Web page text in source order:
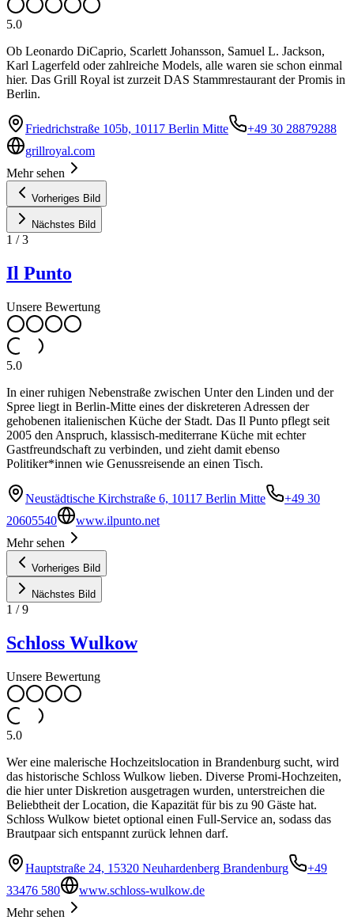
5.0
Ob Leonardo DiCaprio, Scarlett Johansson, Samuel L. Jackson,
Karl Lagerfeld oder zahlreiche Models, alle waren sie schon einmal
hier. Das Grill Royal ist zurzeit DAS Stammrestaurant der Promis in
Berlin.
Friedrichstraße 105b, 10117 Berlin Mitte
+49 30 28879288
grillroyal.com
Mehr sehen
Vorheriges Bild
Nächstes Bild
1 /3
Il Punto
Unsere Bewertung
5.0
In einer ruhigen Nebenstraße zwischen Unter den Linden und der
Spree liegt in Berlin-Mitte eines der diskreteren Adressen der
gehobenen italienischen Küche der Stadt. Das Il Punto pflegt seit
2005 den Anspruch, klassisch-mediterrane Küche mit echter
Gastfreundschaft zu verbinden, und zieht damit ebenso
Politiker*innen wie Genussreisende an einen Tisch.
Neustädtische Kirchstraße 6, 10117 Berlin Mitte
+49 30
20605540
www.ilpunto.net
Mehr sehen
Vorheriges Bild
Nächstes Bild
1 /9
Schloss Wulkow
Unsere Bewertung
5.0
Wer eine malerische Hochzeitslocation in Brandenburg sucht, wird
das historische Schloss Wulkow lieben. Diverse Promi-Hochzeiten,
die hier unter Diskretion ausgetragen wurden, unterstreichen die
Beliebtheit der Location, die Kapazität für bis zu 90 Gäste hat.
Schloss Wulkow bietet optional einen Full-Service an, sodass das
Brautpaar sich entspannt zurück lehnen darf.
Hauptstraße 24, 15320 Neuhardenberg Brandenburg
+49
33476 580
www.schloss-wulkow.de
Mehr sehen